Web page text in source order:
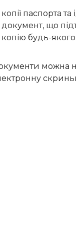
паспорта
що
будь-якого
можна